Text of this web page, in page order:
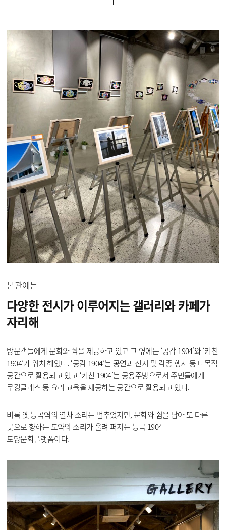
본관에는
다양한 전시가 이루어지는갤러리와 카페가
자리해
방문객들에게 문화와 쉼을 제공하고 있고 그 옆에는 ‘공감 1904’와 ‘키친
1904’가 위치 해있다. ‘공감 1904’는 공연과 전시 및 각종 행사 등 다목적
공간으로 활용되고 있고 ‘키친 1904’는 공용주방으로서 주민들에게
쿠킹클래스 등 요리 교육을 제공하는 공간으로 활용되고 있다.
비록 옛 능곡역의 열차 소리는 멈추었지만, 문화와 쉼을 담아 또 다른
곳으로 향하는 도약의 소리가 울려 퍼지는 능곡 1904
토당문화플랫폼이다.